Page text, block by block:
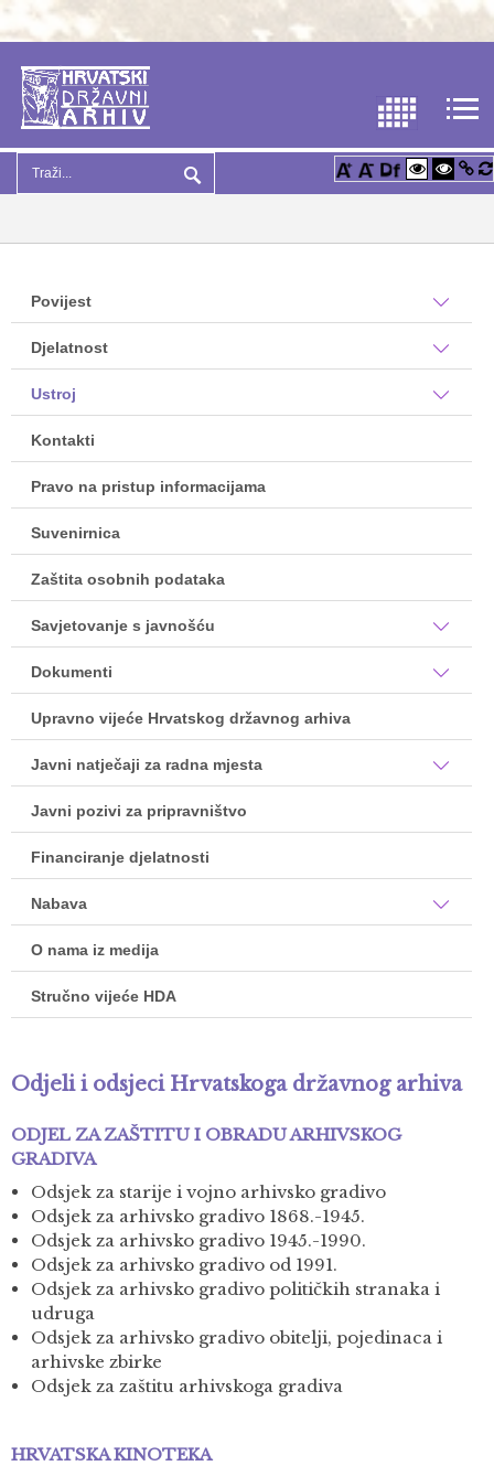
Povijest
Djelatnost
Ustroj
Kontakti
Pravo na pristup informacijama
Suvenirnica
Zaštita osobnih podataka
Savjetovanje s javnošću
Dokumenti
Upravno vijeće Hrvatskog državnog arhiva
Javni natječaji za radna mjesta
Javni pozivi za pripravništvo
Financiranje djelatnosti
Nabava
O nama iz medija
Stručno vijeće HDA
Odjeli i odsjeci Hrvatskoga državnog arhiva
ODJEL ZA ZAŠTITU I OBRADU ARHIVSKOG
GRADIVA
Odsjek za starije i vojno arhivsko gradivo
Odsjek za arhivsko gradivo 1868.-1945.
Odsjek za arhivsko gradivo 1945.-1990.
Odsjek za arhivsko gradivo od 1991.
Odsjek za arhivsko gradivo političkih stranaka i
udruga
Odsjek za arhivsko gradivo obitelji, pojedinaca i
arhivske zbirke
Odsjek za zaštitu arhivskoga gradiva
HRVATSKA KINOTEKA